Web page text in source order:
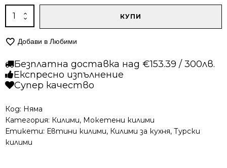
количество
за
килим
Торино
Бежов
КУПИ
Добави в Любими
Безплатна доставка над €153.39 / 300лв.
Експресно изпълнение
Супер качество
Код: Няма
Категория: Килими, Мокетени килими
Етикети: Евтини килими, Килими за кухня, Турски
килими